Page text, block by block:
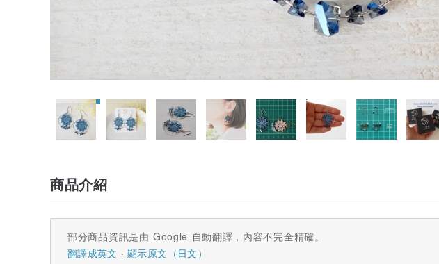
商品介紹
部分商品資訊是由 Google 自動翻譯，內容不完全精確。
翻譯成英文
顯示原文（日文）